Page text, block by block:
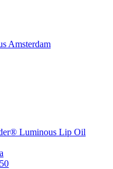
Amsterdam
Luminous Lip Oil